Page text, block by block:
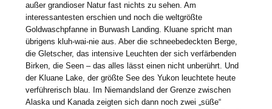
außer grandioser Natur fast nichts zu sehen. Am
interessantesten erschien und noch die weltgrößte
Goldwaschpfanne in Burwash Landing. Kluane spricht man
übrigens kluh-wai-nie aus. Aber die schneebedeckten Berge,
die Gletscher, das intensive Leuchten der sich verfärbenden
Birken, die Seen – das alles lässt einen nicht unberührt. Und
der Kluane Lake, der größte See des Yukon leuchtete heute
verführerisch blau. Im Niemandsland der Grenze zwischen
Alaska und Kanada zeigten sich dann noch zwei „süße“